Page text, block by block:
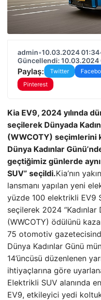
admin•10.03.2024 01:34
Güncellendi: 10.03.2024
Paylaş: Twitter
Pinterest
Kia EV9, 2024 yılında
seçilerek Dünyada
(WWCOTY) seçimlerini
Dünya Kadınlar
geçtiğimiz günlerde
SUV” seçildi.Kia’nın
lansmanı yapılan yeni
yüzde 100 elektrikli EV9
seçilerek 2024 “Kadınlar
(WWCOTY) ödülünü
75 otomotiv
Dünya Kadınlar Günü
14’üncüsü düzenlenen
ihtiyaçlarına göre
Elektrikli SUV alanında
EV9, etkileyici yedi